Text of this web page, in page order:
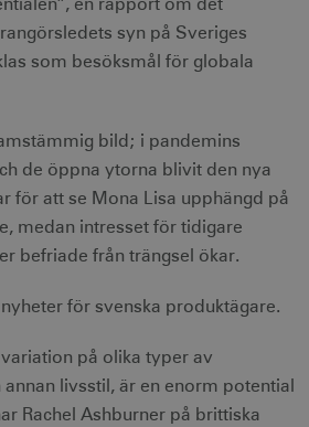
en rapport om det
syn på Sveriges
som besöksmål för globala
bild; i pandemins
de öppna ytorna blivit den nya
för att se Mona Lisa upphängd på
medan intresset för tidigare
befriade från trängsel ökar.
för svenska produktägare.
på olika typer av
livsstil, är en enorm potential
Rachel Ashburner på brittiska